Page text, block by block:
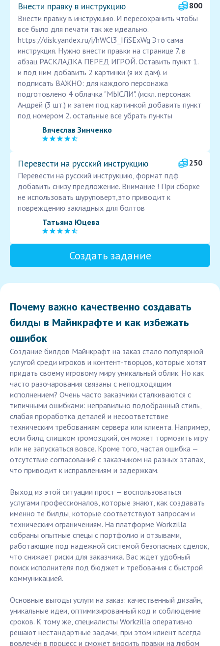
Внести правку в инструкцию
800
Внести правку в инструкцию. И пересохранить чтобы
все было для печати так же идеально.
https://disk.yandex.ru/i/hWCl3_IfiSExWg Это сама
инструкция. Нужно внести правки на странице 7. в
абзац РАСКЛАДКА ПЕРЕД ИГРОЙ. Оставить пункт 1.
и под ним добавить 2 картинки (я их дам). и
подписать ВАЖНО: для каждого персонажа
подготовлено 4 облачка "МЫСЛИ". (искл. персонаж
Андрей (3 шт.) и затем под картинкой добавить пункт
под номером 2. остальные все убрать пункты
Вячеслав Зинченко
Перевести на русский инструкцию
250
Перевести на русский инструкцию, формат пдф
добавить снизу предложение. Внимание ! При сборке
не использовать шуруповерт,это приводит к
повреждению закладных для болтов
Татьяна Юцева
Создать задание
Почему важно качественно создавать
билды в Майнкрафте и как избежать
ошибок
Создание билдов Майнкрафт на заказ стало популярной
услугой среди игроков и контент-творцов, которые хотят
придать своему игровому миру уникальный облик. Но как
часто разочарования связаны с неподходящим
исполнением? Очень часто заказчики сталкиваются с
типичными ошибками: неправильно подобранный стиль,
слабая проработка деталей и несоответствие
техническим требованиям сервера или клиента. Например,
если билд слишком громоздкий, он может тормозить игру
или не запускаться вовсе. Кроме того, частая ошибка —
отсутствие согласований с заказчиком на разных этапах,
что приводит к исправлениям и задержкам.
Выход из этой ситуации прост — воспользоваться
услугами профессионалов, которые знают, как создавать
именно те билды, которые соответствуют запросам и
техническим ограничениям. На платформе Workzilla
собраны опытные спецы с портфолио и отзывами,
работающие под надежной системой безопасных сделок,
что снижает риски для заказчика. Вас ждет удобный
поиск исполнителя под бюджет и требования с быстрой
коммуникацией.
Основные выгоды услуги на заказ: качественный дизайн,
уникальные идеи, оптимизированный код и соблюдение
сроков. К тому же, специалисты Workzilla оперативно
решают нестандартные задачи, при этом клиент всегда
вовлечён в процесс и сможет вносить правки на любом